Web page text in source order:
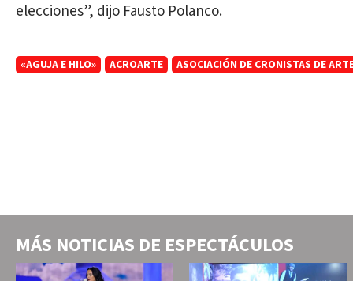
elecciones”, dijo Fausto Polanco.
«AGUJA E HILO» ACROARTE ASOCIACIÓN DE CRONISTAS DE
MÁS NOTICIAS DE ESPECTÁCULOS